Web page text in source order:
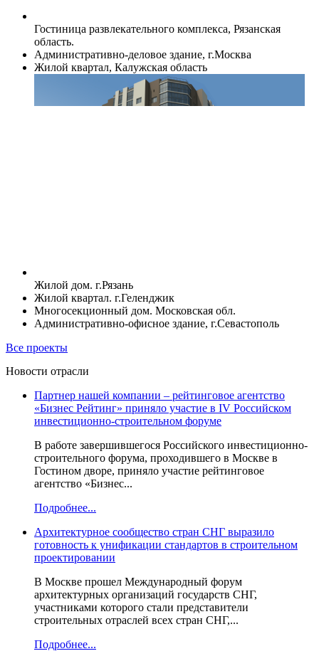
Гостиница развлекательного комплекса, Рязанская
область.
Административно-деловое здание, г.Москва
Жилой квартал, Калужская область
Жилой дом. г.Рязань
Жилой квартал. г.Геленджик
Многосекционный дом. Московская обл.
Административно-офисное здание, г.Севастополь
Все проекты
Новости отрасли
Партнер нашей компании – рейтинговое агентство
«Бизнес Рейтинг» приняло участие в IV Российском
инвестиционно-строительном форуме
В работе завершившегося Российского инвестиционно-
строительного форума, проходившего в Москве в
Гостином дворе, приняло участие рейтинговое
агентство «Бизнес...
Подробнее...
Архитектурное сообщество стран СНГ выразило
готовность к унификации стандартов в строительном
проектировании
В Москве прошел Международный форум
архитектурных организаций государств СНГ,
участниками которого стали представители
строительных отраслей всех стран СНГ,...
Подробнее...